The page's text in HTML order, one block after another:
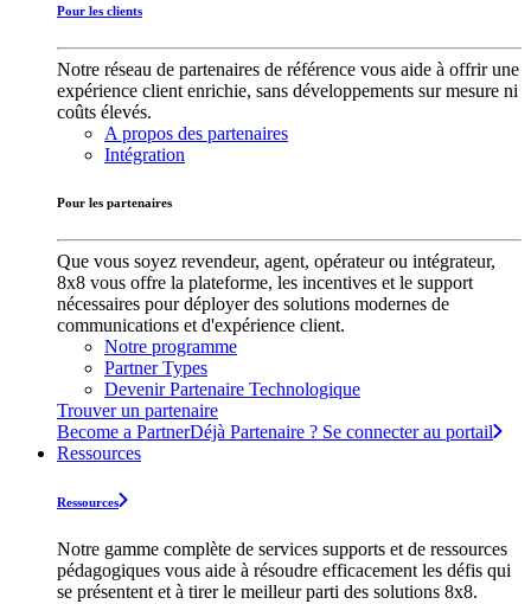
Pour les clients
Notre réseau de partenaires de référence vous aide à offrir une
expérience client enrichie, sans développements sur mesure ni
coûts élevés.
A propos des partenaires
Intégration
Pour les partenaires
Que vous soyez revendeur, agent, opérateur ou intégrateur,
8x8 vous offre la plateforme, les incentives et le support
nécessaires pour déployer des solutions modernes de
communications et d'expérience client.
Notre programme
Partner Types
Devenir Partenaire Technologique
Trouver un partenaire
Become a PartnerDéjà Partenaire ? Se connecter au portail
Ressources
Ressources
Notre gamme complète de services supports et de ressources
pédagogiques vous aide à résoudre efficacement les défis qui
se présentent et à tirer le meilleur parti des solutions 8x8.